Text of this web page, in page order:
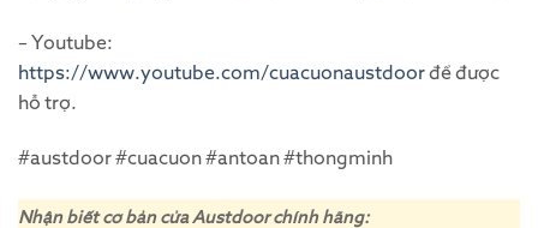
– Youtube:
https://www.youtube.com/cuacuonaustdoorđể được
hỗ trợ.
#austdoor​​ #cuacuon​ #antoan​ #thongminh​
Nhận biết cơ bản cửa Austdoor chính hãng: